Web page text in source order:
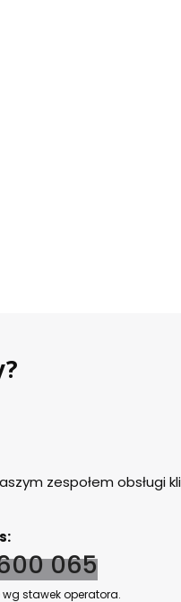
zespołem obsługi
065
wg stawek operatora.